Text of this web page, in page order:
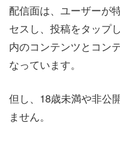
配信面は、ユーザーが
セスし、投稿をタップ
内のコンテンツとコン
なっています。
但し、18歳未満や非公
ません。